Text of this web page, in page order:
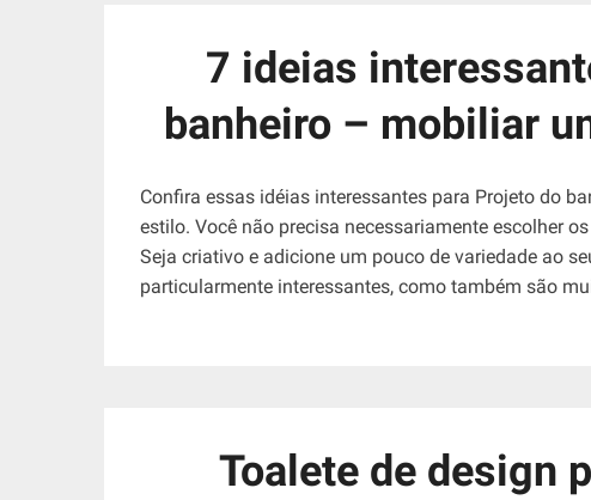
7 ideias
banheiro – mobiliar
Confira essas idéias interessantes para Projeto do
estilo. Você não precisa necessariamente escolher
Seja criativo e adicione um pouco de variedade ao
particularmente interessantes, como também são
Toalete de design